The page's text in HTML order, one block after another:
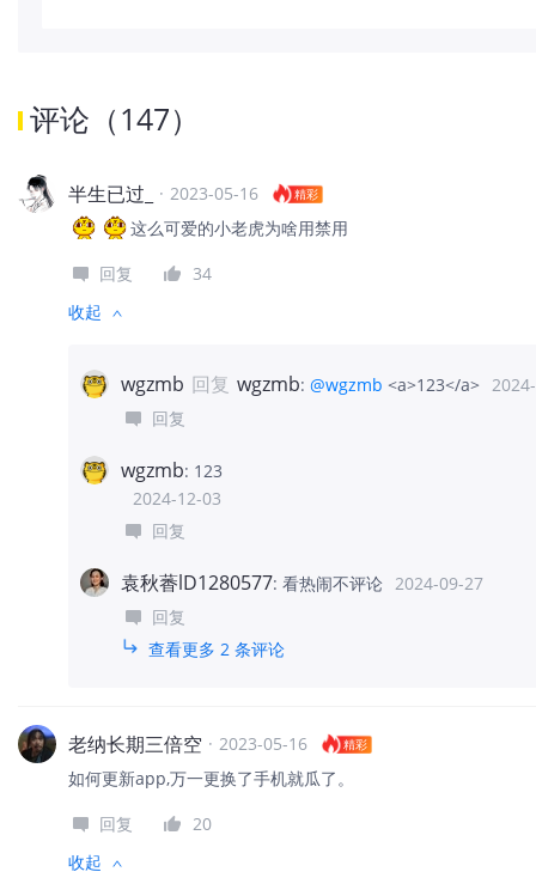
评论 （147）
半生已过_ · 2023-05-16 精彩
这么可爱的小老虎为啥用禁用
回复
34
收起
wgzmb 回复 wgzmb: @wgzmb <a>123</a>
回复
wgzmb: 123
2024-12-03
回复
袁秋萫lD1280577: 看热闹不评论 2024-09-27
回复
查看更多 2 条评论
老纳长期三倍空 · 2023-05-16 精彩
如何更新app,万一更换了手机就瓜了。
回复
20
收起